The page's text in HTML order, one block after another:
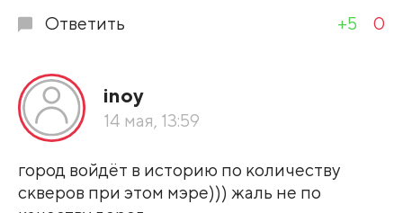
Ответить +5 0
inoy
14 мая, 13:59
город войдёт в историю по количеству
скверов при этом мэре))) жаль не по